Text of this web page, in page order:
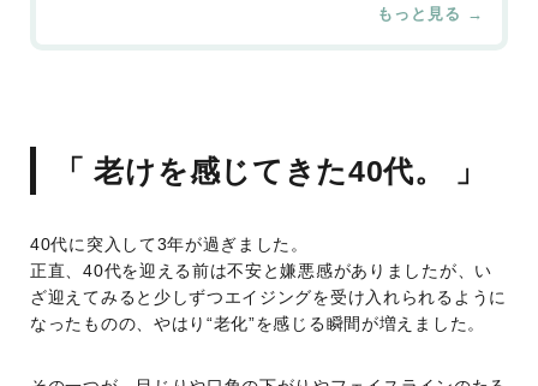
もっと見る →
「 老けを感じてきた40代。 」
40代に突入して3年が過ぎました。
正直、40代を迎える前は不安と嫌悪感がありましたが、い
ざ迎えてみると少しずつエイジングを受け入れられるように
なったものの、やはり“老化”を感じる瞬間が増えました。